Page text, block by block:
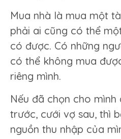
Mua nhà là mua một
phải ai cũng có thể
có được. Có những
có thể không mua
riêng mình.
Nếu đã chọn cho
trước, cưới vợ sau, thì
nguồn thu nhập của